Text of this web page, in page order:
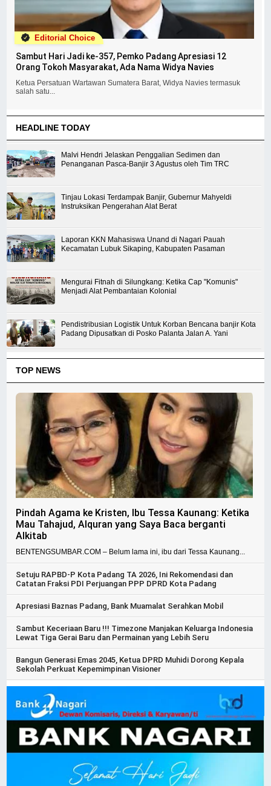
Editorial Choice
Sambut Hari Jadi ke-357, Pemko Padang Apresiasi 12
Orang Tokoh Masyarakat, Ada Nama Widya Navies
Ketua Persatuan Wartawan Sumatera Barat, Widya Navies termasuk
salah satu...
HEADLINE TODAY
Malvi Hendri Jelaskan Penggalian Sedimen dan
Penanganan Pasca-Banjir 3 Agustus oleh Tim TRC
Tinjau Lokasi Terdampak Banjir, Gubernur Mahyeldi
Instruksikan Pengerahan Alat Berat
Laporan KKN Mahasiswa Unand di Nagari Pauah
Kecamatan Lubuk Sikaping, Kabupaten Pasaman
Mengurai Fitnah di Silungkang: Ketika Cap "Komunis"
Menjadi Alat Pembantaian Kolonial
Pendistribusian Logistik Untuk Korban Bencana banjir Kota
Padang Dipusatkan di Posko Palanta Jalan A. Yani
TOP NEWS
Pindah Agama ke Kristen, Ibu Tessa Kaunang: Ketika
Mau Tahajud, Alquran yang Saya Baca berganti
Alkitab
BENTENGSUMBAR.COM – Belum lama ini, ibu dari Tessa Kaunang...
Setuju RAPBD-P Kota Padang TA 2026, Ini Rekomendasi dan
Catatan Fraksi PDI Perjuangan PPP DPRD Kota Padang
Apresiasi Baznas Padang, Bank Muamalat Serahkan Mobil
Sambut Keceriaan Baru !!! Timezone Manjakan Keluarga Indonesia
Lewat Tiga Gerai Baru dan Permainan yang Lebih Seru
Bangun Generasi Emas 2045, Ketua DPRD Muhidi Dorong Kepala
Sekolah Perkuat Kepemimpinan Visioner